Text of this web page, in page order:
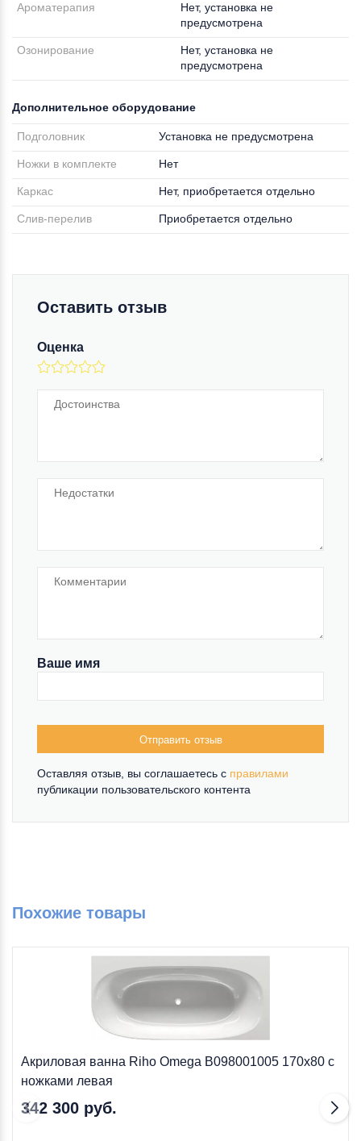
Ароматерапия
Нет, установка не
предусмотрена
Озонирование
Нет, установка не
предусмотрена
Дополнительное оборудование
Подголовник Установка не предусмотрена
Ножки в комплекте Нет
Каркас Нет, приобретается отдельно
Слив-перелив Приобретается отдельно
Оставить отзыв
Оценка
Ваше имя
Отправить отзыв
Оставляя отзыв, вы соглашаетесь c правилами
публикации пользовательского контента
Похожие товары
Акриловая ванна Riho Omega B098001005 170x80 с
ножками левая
342 300 руб.